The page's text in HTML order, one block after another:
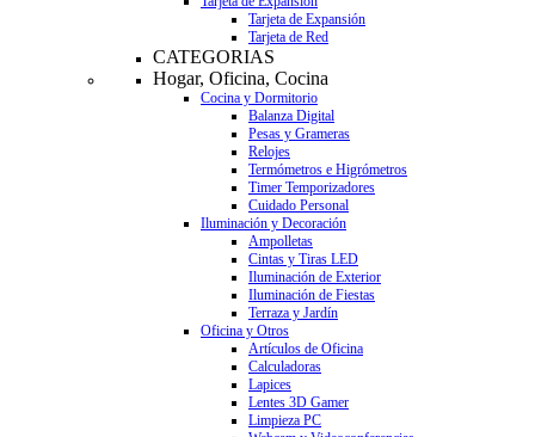
Tarjeta de Expansión
Tarjeta de Red
CATEGORIAS
Hogar, Oficina, Cocina
Cocina y Dormitorio
Balanza Digital
Pesas y Grameras
Relojes
Termómetros e Higrómetros
Timer Temporizadores
Cuidado Personal
Iluminación y Decoración
Ampolletas
Cintas y Tiras LED
Iluminación de Exterior
Iluminación de Fiestas
Terraza y Jardín
Oficina y Otros
Artículos de Oficina
Calculadoras
Lapices
Lentes 3D Gamer
Limpieza PC